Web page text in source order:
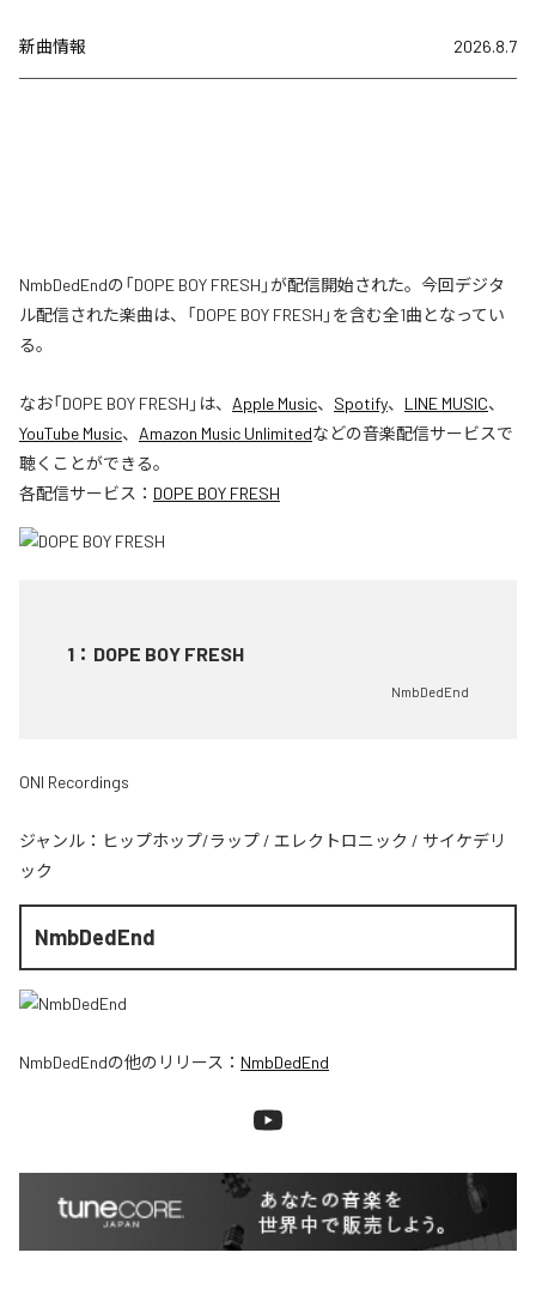
新曲情報 2026.8.7
NmbDedEndの「DOPE BOY FRESH」が配信開始された。今回デジタ
ル配信された楽曲は、「DOPE BOY FRESH」を含む全1曲となってい
る。
なお「DOPE BOY FRESH 」は、 Apple Music、 Spotify、 LINE MUSIC、
YouTube Music、 Amazon Music Unlimitedなどの音楽配信サービスで
聴くことができる。
各配信サービス： DOPE BOY FRESH
1 ： DOPE BOY FRESH
NmbDedEnd
ONI Recordings
ジャンル： ヒップホップ/ラップ / エレクトロニック / サイケデリ
ック
NmbDedEnd
NmbDedEndの他のリリース： NmbDedEnd